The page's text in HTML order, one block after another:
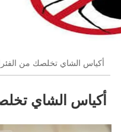
أكياس الشاي تخلصك من
أكياس الشاي